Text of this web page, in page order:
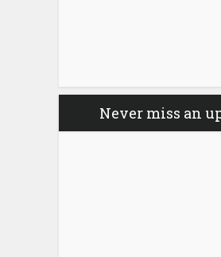
Never miss an